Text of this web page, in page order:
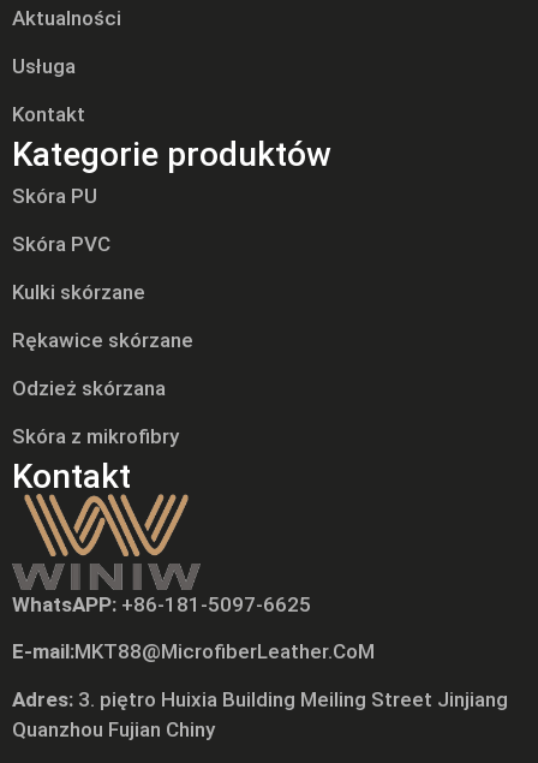
Aktualności
Usługa
Kontakt
Kategorie produktów
Skóra PU
Skóra PVC
Kulki skórzane
Rękawice skórzane
Odzież skórzana
Skóra z mikrofibry
Kontakt
WhatsAPP: +86-181-5097-6625
E-mail:MKT88@MicrofiberLeather.CoM
Adres: 3. piętro Huixia Building Meiling Street Jinjiang
Quanzhou Fujian Chiny
日本語
Русский
Tiếng Việt